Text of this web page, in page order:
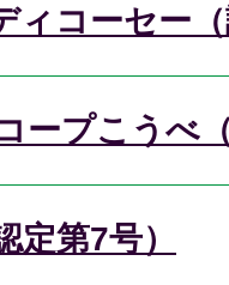
ィコーセー
ープこうべ
定第7号）